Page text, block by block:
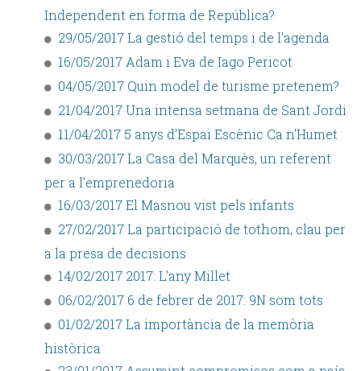
Independent en forma de República?
29/05/2017 La gestió del temps i de l'agenda
16/05/2017 Adam i Eva de Iago Pericot
04/05/2017 Quin model de turisme pretenem?
21/04/2017 Una intensa setmana de Sant Jordi
11/04/2017 5 anys d'Espai Escènic Ca n'Humet
30/03/2017 La Casa del Marquès, un referent
per a l'emprenedoria
16/03/2017 El Masnou vist pels infants
27/02/2017 La participació de tothom, clau per
a la presa de decisions
14/02/2017 2017: L'any Millet
06/02/2017 6 de febrer de 2017: 9N som tots
01/02/2017 La importància de la memòria
històrica